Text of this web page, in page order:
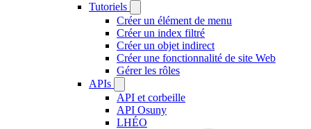
Tutoriels
Créer un élément de menu
Créer un index filtré
Créer un objet indirect
Créer une fonctionnalité de site Web
Gérer les rôles
APIs
API et corbeille
API Osuny
LHÉO